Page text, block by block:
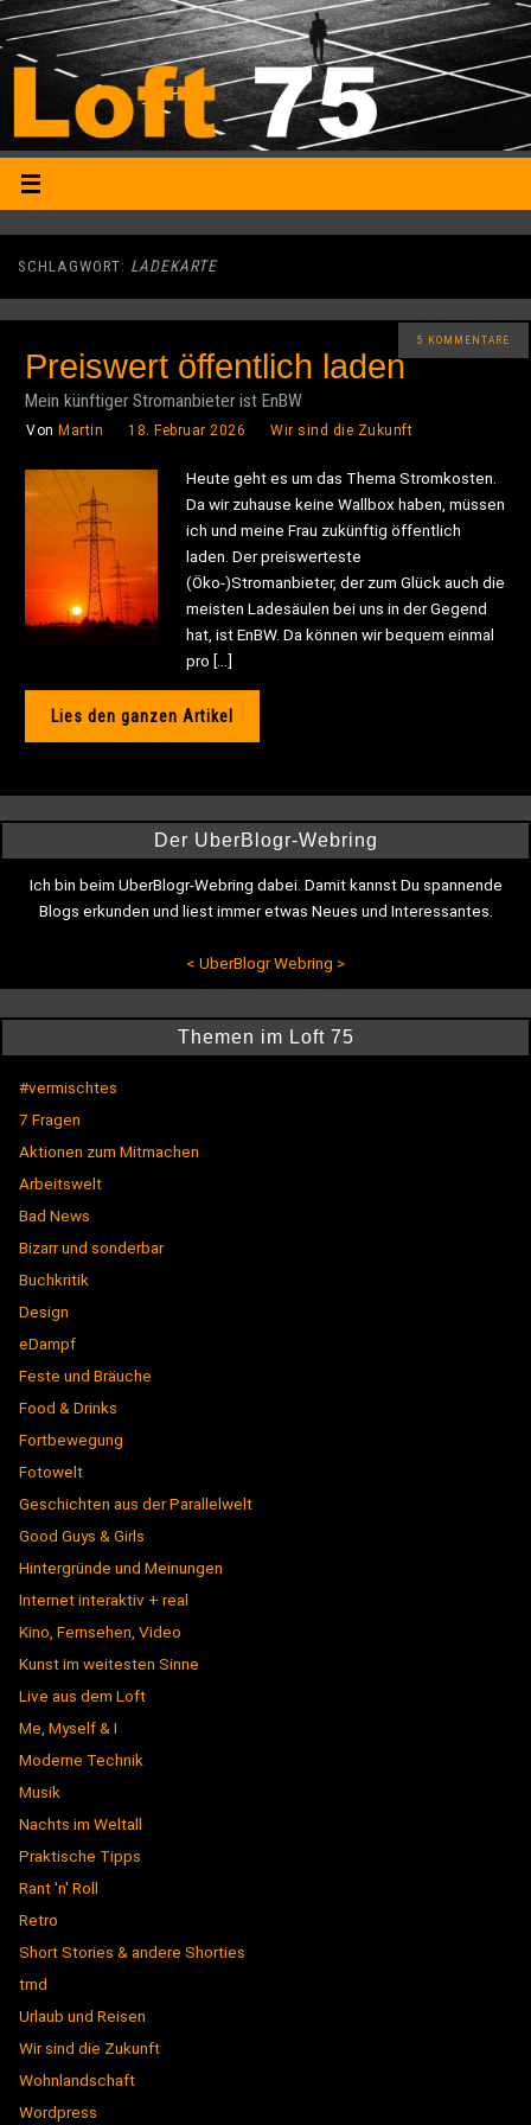
SCHLAGWORT: LADEKARTE
5 KOMMENTARE
Preiswert öffentlich laden
Mein künftiger Stromanbieter ist EnBW
Von Martin 18. Februar 2026 Wir sind die Zukunft
Heute geht es um das Thema Stromkosten.
Da wir zuhause keine Wallbox haben, müssen
ich und meine Frau zukünftig öffentlich
laden. Der preiswerteste
(Öko-)Stromanbieter, der zum Glück auch die
meisten Ladesäulen bei uns in der Gegend
hat, ist EnBW. Da können wir bequem einmal
pro […]
Lies den ganzen Artikel
Der UberBlogr-Webring
Ich bin beim UberBlogr-Webring dabei. Damit kannst Du spannende
Blogs erkunden und liest immer etwas Neues und Interessantes.
< UberBlogr Webring >
Themen im Loft 75
#vermischtes
7 Fragen
Aktionen zum Mitmachen
Arbeitswelt
Bad News
Bizarr und sonderbar
Buchkritik
Design
eDampf
Feste und Bräuche
Food & Drinks
Fortbewegung
Fotowelt
Geschichten aus der Parallelwelt
Good Guys & Girls
Hintergründe und Meinungen
Internet interaktiv + real
Kino, Fernsehen, Video
Kunst im weitesten Sinne
Live aus dem Loft
Me, Myself & I
Moderne Technik
Musik
Nachts im Weltall
Praktische Tipps
Rant 'n' Roll
Retro
Short Stories & andere Shorties
trnd
Urlaub und Reisen
Wir sind die Zukunft
Wohnlandschaft
Wordpress